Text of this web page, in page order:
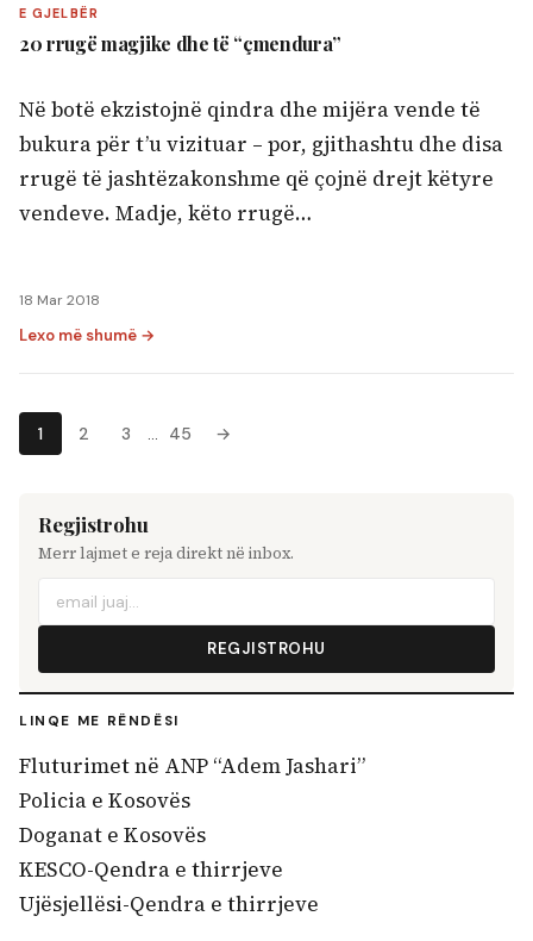
E GJELBËR
20 rrugë magjike dhe të “çmendura”
Në botë ekzistojnë qindra dhe mijëra vende të
bukura për t’u vizituar – por, gjithashtu dhe disa
rrugë të jashtëzakonshme që çojnë drejt këtyre
vendeve. Madje, këto rrugë…
18 Mar 2018
Lexo më shumë →
1 2 3 … 45 →
Regjistrohu
Merr lajmet e reja direkt në inbox.
REGJISTROHU
LINQE ME RËNDËSI
Fluturimet në ANP “Adem Jashari”
Policia e Kosovës
Doganat e Kosovës
KESCO-Qendra e thirrjeve
Ujësjellësi-Qendra e thirrjeve